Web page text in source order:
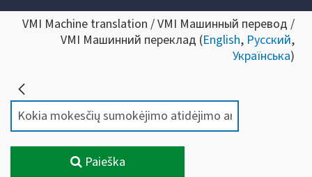
VMI Machine translation / VMI Машинный перевод /
VMI Машинний переклад (English, Русский,
Українська)
Paieška